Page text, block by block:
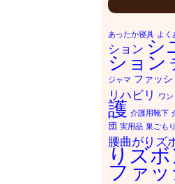
あったか寝具 よく
ション シ
ション
ジャマ ファッシ
リハビリ ワ
護 介護用靴下
団 実用品 巣ごもり
腰曲がりズ
りズ
ファ